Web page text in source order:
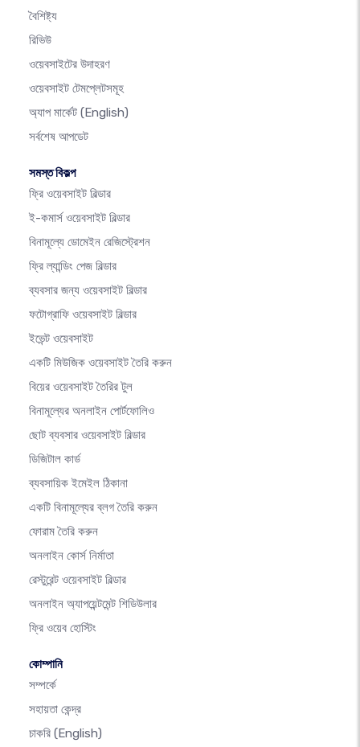
বৈশিষ্ট্য
রিভিউ
ওয়েবসাইটের উদাহরণ
ওয়েবসাইট টেমপ্লেটসমূহ
অ্যাপ মার্কেট (English)
সর্বশেষ আপডেট
সমস্ত বিকল্প
ফ্রি ওয়েবসাইট বিল্ডার
ই-কমার্স ওয়েবসাইট বিল্ডার
বিনামূল্যে ডোমেইন রেজিস্ট্রেশন
ফ্রি ল্যান্ডিং পেজ বিল্ডার
ব্যবসার জন্য ওয়েবসাইট বিল্ডার
ফটোগ্রাফি ওয়েবসাইট বিল্ডার
ইভেন্ট ওয়েবসাইট
একটি মিউজিক ওয়েবসাইট তৈরি করুন
বিয়ের ওয়েবসাইট তৈরির টুল
বিনামূল্যের অনলাইন পোর্টফোলিও
ছোট ব্যবসার ওয়েবসাইট বিল্ডার
ডিজিটাল কার্ড
ব্যবসায়িক ইমেইল ঠিকানা
একটি বিনামূল্যের ব্লগ তৈরি করুন
ফোরাম তৈরি করুন
অনলাইন কোর্স নির্মাতা
রেস্টুরেন্ট ওয়েবসাইট বিল্ডার
অনলাইন অ্যাপয়েন্টমেন্ট শিডিউলার
ফ্রি ওয়েব হোস্টিং
কোম্পানি
সম্পর্কে
সহায়তা কেন্দ্র
চাকরি (English)